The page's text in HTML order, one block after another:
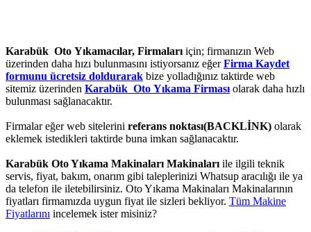
Karabük Oto Yıkamacılar, Firmalarıiçin; firmanızın Web
üzerinden daha hızı bulunmasını istiyorsanız eğerFirma Kaydet
formunu ücretsiz doldurarak bize yolladığınız taktirde web
sitemiz üzerinden Karabük Oto Yıkama Firmasıolarak daha hızlı
bulunması sağlanacaktır.
Firmalar eğer web sitelerini referans noktası(BACKLİNK) olarak
eklemek istedikleri taktirde buna imkan sağlanacaktır.
Karabük Oto Yıkama Makinaları Makinalarıile ilgili teknik
servis, fiyat, bakım, onarım gibi taleplerinizi Whatsup aracılığı ile ya
da telefon ile iletebilirsiniz. Oto Yıkama Makinaları Makinalarının
fiyatları firmamızda uygun fiyat ile sizleri bekliyor. Tüm Makine
Fiyatlarını incelemek ister misiniz?